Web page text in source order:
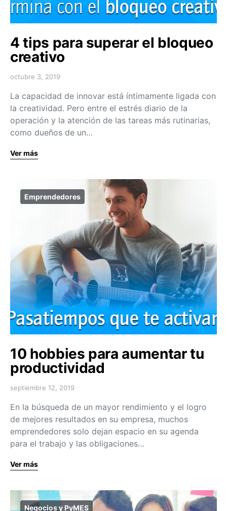
4 tips para superar el bloqueo
creativo
octubre 3, 2019
La capacidad de innovar está íntimamente ligada con
la creatividad. Pero entre el estrés diario de la
operación y la atención de las tareas más rutinarias,
como dueños de un…
Ver más
Emprendedores
10 hobbies para aumentar tu
productividad
septiembre 12, 2019
En la búsqueda de un mayor rendimiento y el logro
de mejores resultados en su empresa, muchos
emprendedores solo dejan espacio en su agenda
para el trabajo y las obligaciones…
Ver más
Negocios y PyMES